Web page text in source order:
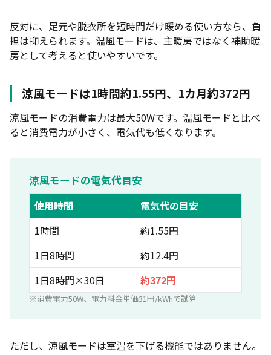
ダイソンホットアンドクールの電気代に関するよく
ある質問
反対に、足元や脱衣所を短時間だけ暖める使い方なら、負
担は抑えられます。温風モードは、主暖房ではなく補助暖
房として考えると使いやすいです。
涼風モードは1時間約1.55円、1カ月約372円
涼風モードの消費電力は最大50Wです。温風モードと比べ
ると消費電力が小さく、電気代も低くなります。
涼風モードの電気代目安
使用時間
電気代の目安
1時間
約1.55円
1日8時間
約12.4円
1日8時間×30日
約372円
※消費電力50W、電力料金単価31円/kWhで試算
ただし、涼風モードは室温を下げる機能ではありません。